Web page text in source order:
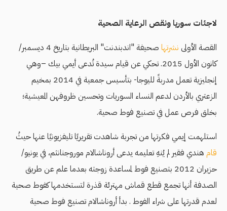
لاجئات سوريا ونقص الرعاية الصحية
القصة الأولى نشرتها
صحيفة "اندبندنت" البريطانية بتاريخ 4 ديسمبر/
كانون الأول 2015. تحكي عن قيام سيدة تُدعى أيمي بيك –وهي
إنجليزية تعمل مدربةً لليوجا- بتأسيس جمعية في 2014 بمخيم
الزعتري بالأردن لدعم النساء السوريات وتحسين ظروفهن المعيشية؛
بخلق فرص عمل في تصنيع فوط صحية.
استلهمت إيمي فكرتها من تجربة شاهدت تقريريًا تليفزيونيًا عنها حيثُ
قام هندي فقير لم يُنهِ تعليمه يدعى أروناشالام موروجنانثم، في يونيو/
حزيران 2012 بتصنيع فوط لمساعدة زوجته بعدما علم عن طريق
الصدفة أنها تجمع قطع قماش مهترئة قذرة لتستخدمها كفوط صحية
لعدم قدرتها على شراء الفوط . بدأ أروناشالام تصنيع فوط صحية